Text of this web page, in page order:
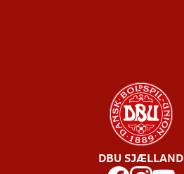
DBU SJÆLLAND